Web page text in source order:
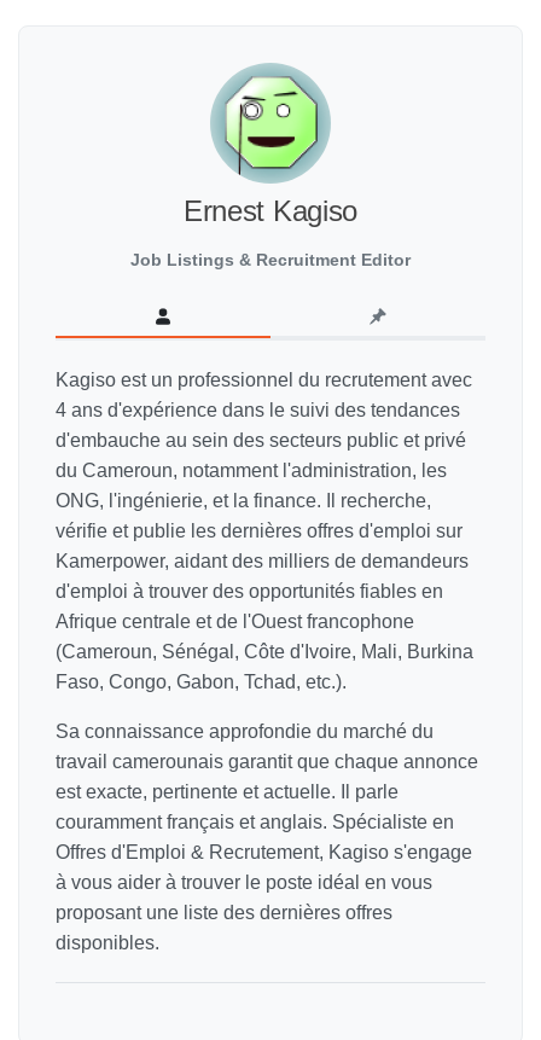
Ernest Kagiso
Job Listings & Recruitment Editor
Kagiso est un professionnel du recrutement avec
4 ans d'expérience dans le suivi des tendances
d'embauche au sein des secteurs public et privé
du Cameroun, notamment l'administration, les
ONG, l'ingénierie, et la finance. Il recherche,
vérifie et publie les dernières offres d'emploi sur
Kamerpower, aidant des milliers de demandeurs
d'emploi à trouver des opportunités fiables en
Afrique centrale et de l'Ouest francophone
(Cameroun, Sénégal, Côte d'Ivoire, Mali, Burkina
Faso, Congo, Gabon, Tchad, etc.).
Sa connaissance approfondie du marché du
travail camerounais garantit que chaque annonce
est exacte, pertinente et actuelle. Il parle
couramment français et anglais. Spécialiste en
Offres d'Emploi & Recrutement, Kagiso s'engage
à vous aider à trouver le poste idéal en vous
proposant une liste des dernières offres
disponibles.